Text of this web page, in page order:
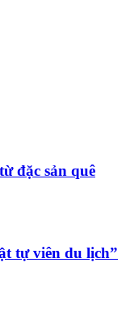
đặc sản quê
tự viên du lịch”